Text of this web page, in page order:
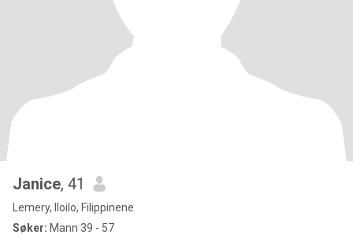
Janice, 41
Lemery, Iloilo, Filippinene
Søker: Mann 39 - 57